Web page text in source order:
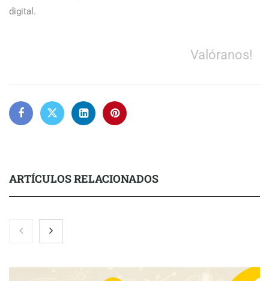
digital.
Valóranos!
ARTÍCULOS RELACIONADOS
El 82% de empresas industriales no encuentra personal
disponible: 100.000€ para formar nuevos profesionales
Nicols presenta seis modelos de anillos de compromiso para el